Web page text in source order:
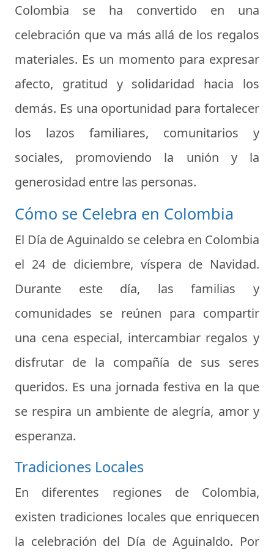
Colombia se ha convertido en una
celebración que va más allá de los regalos
materiales. Es un momento para expresar
afecto, gratitud y solidaridad hacia los
demás. Es una oportunidad para fortalecer
los lazos familiares, comunitarios y
sociales, promoviendo la unión y la
generosidad entre las personas.
Cómo se Celebra en Colombia
El Día de Aguinaldo se celebra en Colombia
el 24 de diciembre, víspera de Navidad.
Durante este día, las familias y
comunidades se reúnen para compartir
una cena especial, intercambiar regalos y
disfrutar de la compañía de sus seres
queridos. Es una jornada festiva en la que
se respira un ambiente de alegría, amor y
esperanza.
Tradiciones Locales
En diferentes regiones de Colombia,
existen tradiciones locales que enriquecen
la celebración del Día de Aguinaldo. Por